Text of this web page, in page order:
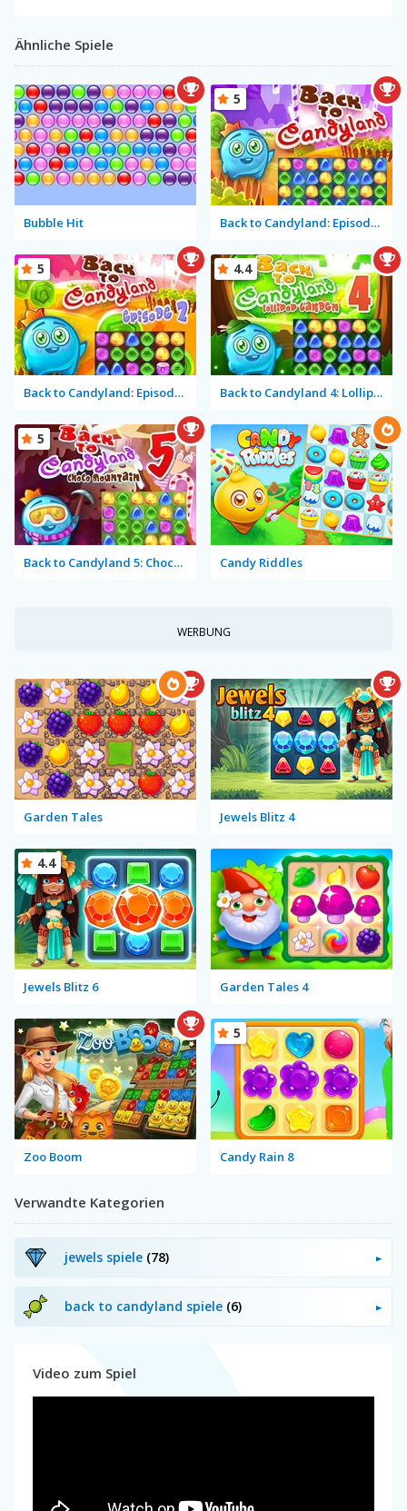
Ähnliche Spiele
Bubble Hit Back to Candyland: Episode 1
5
Back to Candyland: Episode 2
5
Back to Candyland 4: Lollipop Garden
4.4
Back to Candyland 5: Choco Mountain
5
Candy Riddles
WERBUNG
Garden Tales Jewels Blitz 4
Jewels Blitz 6
4.4
Garden Tales 4
Zoo Boom Candy Rain 8
5
Verwandte Kategorien
jewels spiele (78)
back to candyland spiele (6)
Video zum Spiel